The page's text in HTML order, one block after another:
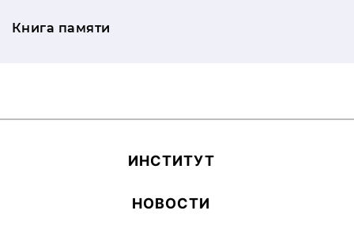
Книга памяти
ИН­СТИ­ТУТ
НОВОСТИ